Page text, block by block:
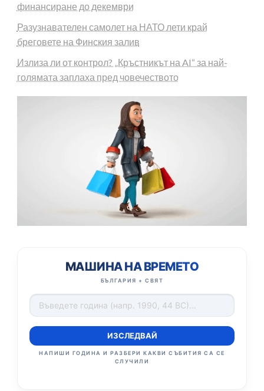
финансиране до декември
Разузнавателен самолет на НАТО лети край
бреговете на Финския залив
Излиза ли от контрол? „Кръстникът на AI“ за най-
голямата заплаха пред човечеството
МАШИНА НА ВРЕМЕТО
БЪЛГАРИЯ + СВЯТ
ИЗСЛЕДВАЙ
НАПИШИ ГОДИНА И РАЗБЕРИ КАКВИ СЪБИТИЯ СА СЕ
СЛУЧИЛИ